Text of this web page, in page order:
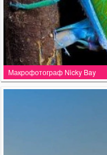
Макрофотограф Nicky Bay